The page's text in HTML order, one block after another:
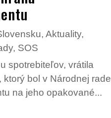
,Aktuality,
, SOS
spotrebiteľov, vrátila
bol v Národnej rade
na jeho opakované...